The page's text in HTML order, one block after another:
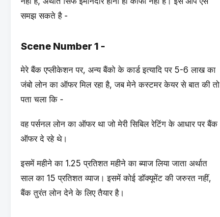
समझ सकते है -
Scene Number 1 -
मेरे बैंक एप्लीकेशन पर, अन्य बैंको के कार्ड इत्यादि पर 5-6 लाख का
जंबो लोन का ऑफर मिल रहा है, जब मेने कस्टमर केयर से बात की तो
पता चला कि -
वह पर्सनल लोन का ऑफर था जो मेरी सिबिल रेटिंग के आधार पर बैंक
ऑफर दे रहे थे।
इसमें महीने का 1.25 प्रतिशत महीने का ब्याज लिया जाता अर्थात
साल का 15 प्रतिशत व्याज। इसमें कोई डॉक्यूमेंट की जरुरत नहीं,
बैंक तुरंत लोन देने के लिए तैयार है।